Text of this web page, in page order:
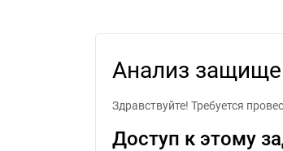
Анализ
Здравствуйте! Требуется
Доступ к этому